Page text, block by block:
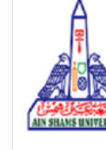
تواصل معنا